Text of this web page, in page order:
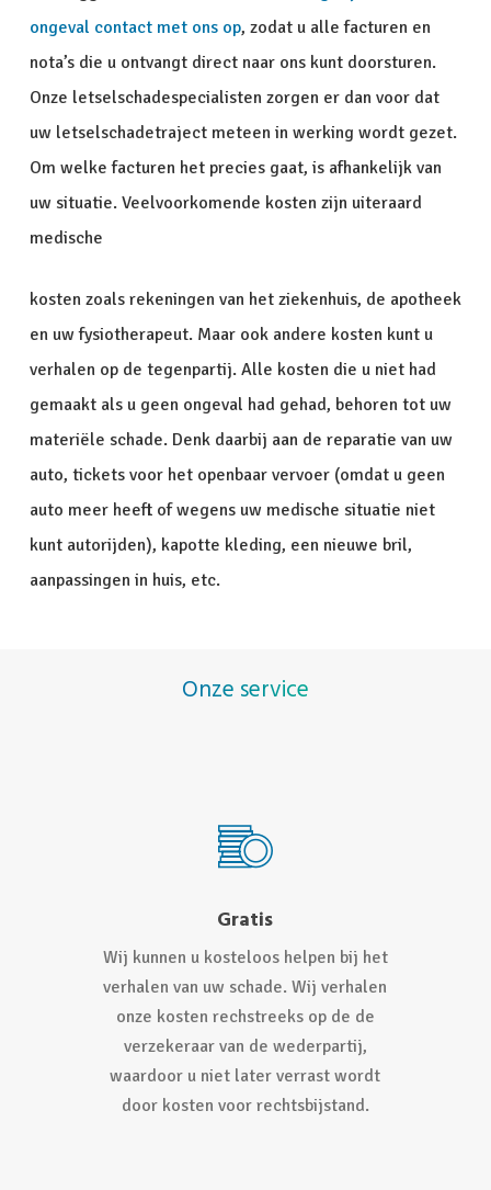
ongeval contact met ons op, zodat u alle facturen en
nota’s die u ontvangt direct naar ons kunt doorsturen.
Onze letselschadespecialisten zorgen er dan voor dat
uw letselschadetraject meteen in werking wordt gezet.
Om welke facturen het precies gaat, is afhankelijk van
uw situatie. Veelvoorkomende kosten zijn uiteraard
medische
kosten zoals rekeningen van het ziekenhuis, de apotheek
en uw fysiotherapeut. Maar ook andere kosten kunt u
verhalen op de tegenpartij. Alle kosten die u niet had
gemaakt als u geen ongeval had gehad, behoren tot uw
materiële schade. Denk daarbij aan de reparatie van uw
auto, tickets voor het openbaar vervoer (omdat u geen
auto meer heeft of wegens uw medische situatie niet
kunt autorijden), kapotte kleding, een nieuwe bril,
aanpassingen in huis, etc.
Onze service
Gratis
Wij kunnen u kosteloos helpen bij het
verhalen van uw schade. Wij verhalen
onze kosten rechstreeks op de de
verzekeraar van de wederpartij,
waardoor u niet later verrast wordt
door kosten voor rechtsbijstand.